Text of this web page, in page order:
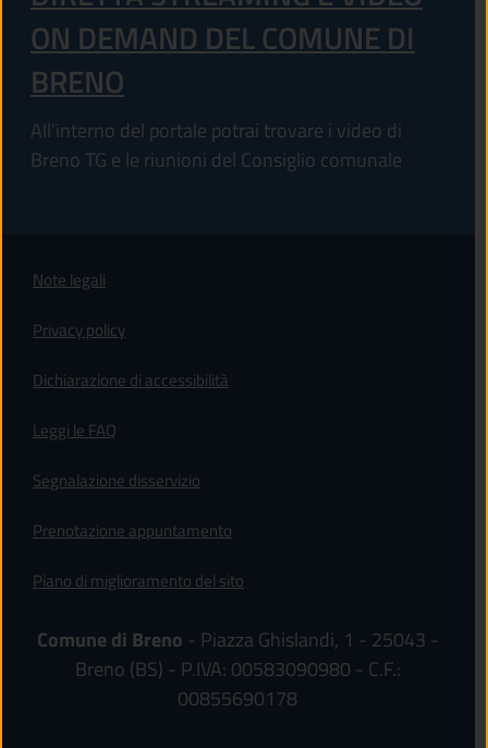
ON DEMAND DEL COMUNE DI
BRENO
All'interno del portale potrai trovare i video di
Breno TG e le riunioni del Consiglio comunale
Note legali
Privacy policy
Dichiarazione di accessibilità
Leggi le FAQ
Segnalazione disservizio
Prenotazione appuntamento
Piano di miglioramento del sito
Comune di Breno - Piazza Ghislandi, 1 - 25043 -
Breno (BS) - P.IVA: 00583090980 - C.F.:
00855690178